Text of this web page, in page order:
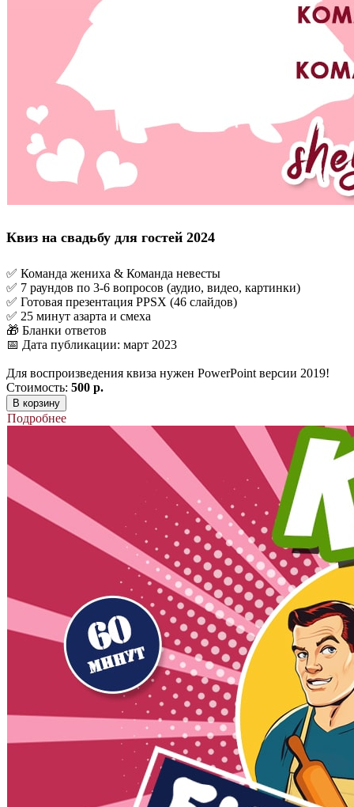
Квиз на свадьбу для гостей 2024
✅ Команда жениха & Команда невесты
✅ 7 раундов по 3-6 вопросов (аудио, видео, картинки)
✅ Готовая презентация PPSX (46 слайдов)
✅ 25 минут азарта и смеха
🎁 Бланки ответов
📅 Дата публикации: март 2023
Для воспроизведения квиза нужен PowerPoint версии 2019!
Стоимость: 500 р.
В корзину
Подробнее